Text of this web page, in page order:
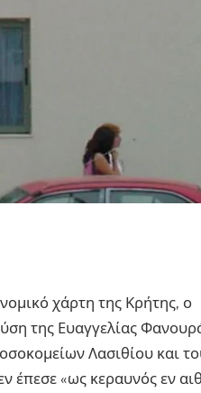
χάρτη της Κρήτης, ο
της Ευαγγελίας
Λασιθίου και
«ως κεραυνός εν